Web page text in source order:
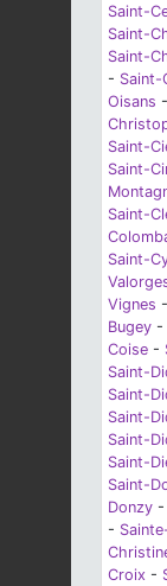
Saint-
Saint-
Saint-
-
Oisans -
Saint-
Saint-
Saint-
Saint-
Vignes -
Bugey -
Coise -
Saint-
Saint-
Saint-
Saint-
Saint-
Saint-
Donzy -
-
Croix -